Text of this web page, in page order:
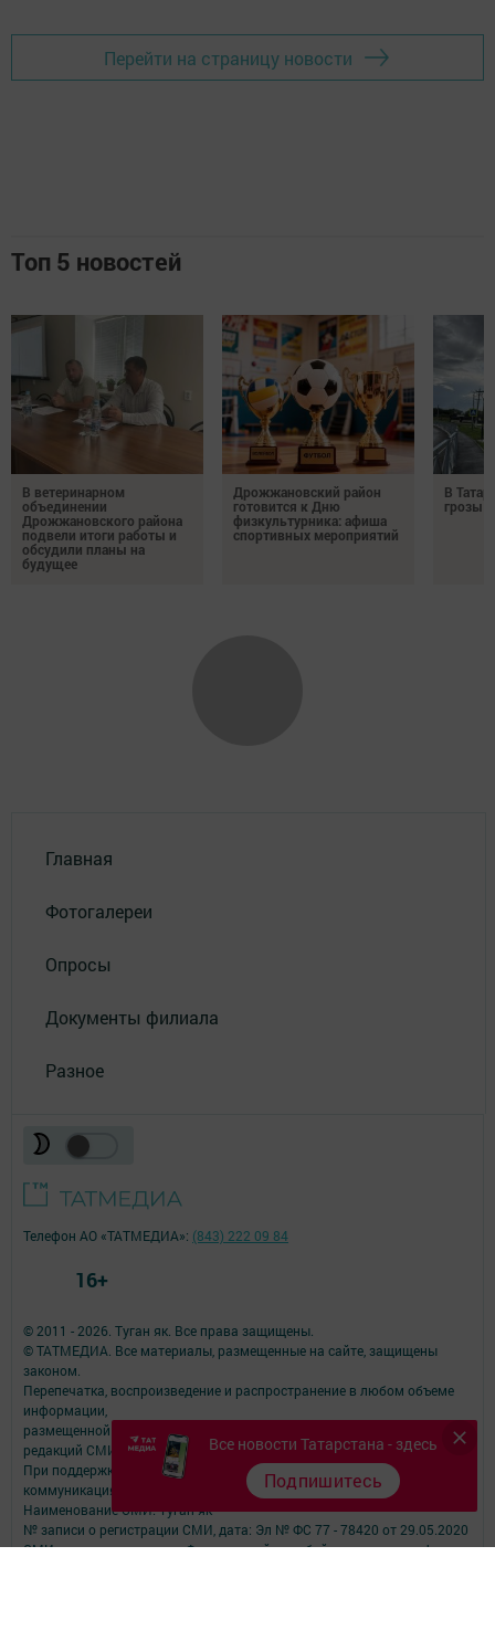
Перейти на страницу новости
Топ 5 новостей
В ветеринарном
объединении
Дрожжановского района
подвели итоги работы и
обсудили планы на
будущее
Дрожжановский район
готовится к Дню
физкультурника: афиша
спортивных мероприятий
В
грозы
Главная
Фотогалереи
Опросы
Документы филиала
Разное
Все новости Татарстана - здесь
Подпишитесь
© 2011 - 2026. Туган як. Все права защищены.
© ТАТМЕДИА. Все материалы, размещенные на сайте, защищены
законом.
Перепечатка, воспроизведение и распространение в любом объеме
информации,
размещенной на сайте, возможна только с письменного согласия
редакций СМИ.
При поддержке Республиканского агентства по печати и массовым
коммуникациям.
Наименование СМИ: Туган як
№ записи о регистрации СМИ, дата: Эл № ФС 77 - 78420 от 29.05.2020
СМИ зарегистрированно Федеральной службой по надзору в сфере
Телефон АО «ТАТМЕДИА»: (843) 222 09 84
16+